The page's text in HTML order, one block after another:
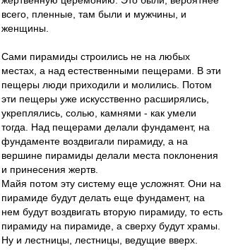
всего, пленные, там были и мужчины, и
женщины.
Сами пирамиды строились не на любых
местах, а над естественными пещерами. В эти
пещеры люди приходили и молились. Потом
эти пещеры уже искусственно расширялись,
укреплялись, солью, камнями - как умели
тогда. Над пещерами делали фундамент, на
фундаменте воздвигали пирамиду, а на
вершине пирамиды делали места поклонения
и принесения жертв.
Майя потом эту систему еще усложнят. Они на
пирамиде будут делать еще фундамент, на
нем будут воздвигать вторую пирамиду, то есть
пирамиду на пирамиде, а сверху будут храмы.
Ну и лестницы, лестницы, ведущие вверх.